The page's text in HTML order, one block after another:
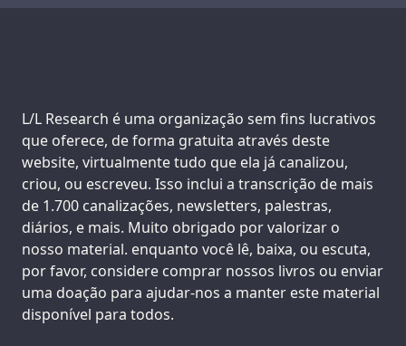
Support us:
L/L Research é uma organização sem fins lucrativos
que oferece, de forma gratuita através deste
website, virtualmente tudo que ela já canalizou,
criou, ou escreveu. Isso inclui a transcrição de mais
de 1.700 canalizações, newsletters, palestras,
diários, e mais. Muito obrigado por valorizar o
nosso material. enquanto você lê, baixa, ou escuta,
por favor, considere comprar nossos livros ou enviar
uma doação para ajudar-nos a manter este material
disponível para todos.